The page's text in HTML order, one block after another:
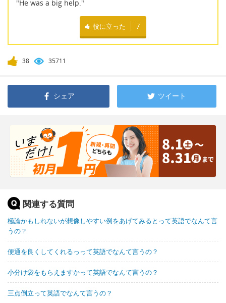
"He was a big help."
役に立った 7
38 35711
シェア ツイート
関連する質問
極論かもしれないが想像しやすい例をあげてみるとって英語でなんて言
うの？
便通を良くしてくれるっって英語でなんて言うの？
小分け袋をもらえますかって英語でなんて言うの？
三点倒立って英語でなんて言うの？